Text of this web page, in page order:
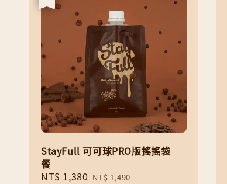
StayFull 可可球PRO版搖搖袋
餐
Sale
NT$ 1,380 Regular
NT$ 1,490